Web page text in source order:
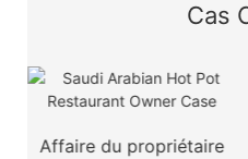
Cas
Affaire du propriétaire